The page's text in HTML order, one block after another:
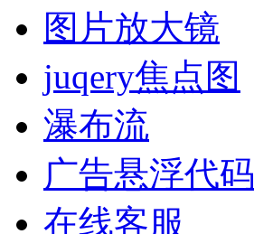
图片放大镜
juqery焦点图
瀑布流
广告悬浮代码
在线客服